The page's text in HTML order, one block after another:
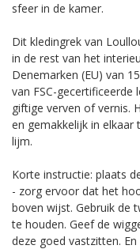
sfeer in de kamer.
Dit kledingrek van
in de rest van het
Denemarken (EU) van
van FSC-
giftige verven of vernis.
en gemakkelijk in
lijm.
Korte instructie: plaats
- zorg ervoor dat het
boven wijst. Gebruik de
te houden. Geef de
deze goed vastzitten.